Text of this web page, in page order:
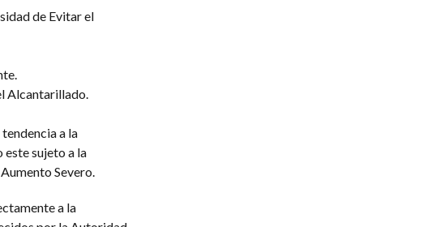
de Evitar el
Alcantarillado.
a la
este sujeto a la
Severo.
a la